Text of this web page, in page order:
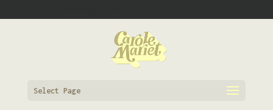
Select Page